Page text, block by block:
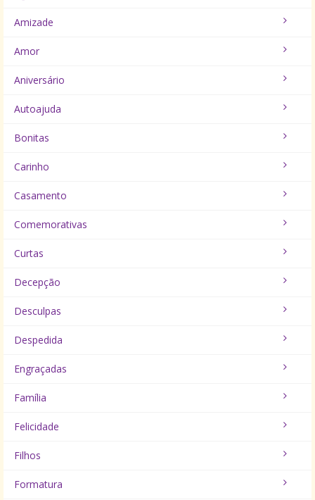
Amizade
Amor
Aniversário
Autoajuda
Bonitas
Carinho
Casamento
Comemorativas
Curtas
Decepção
Desculpas
Despedida
Engraçadas
Família
Felicidade
Filhos
Formatura